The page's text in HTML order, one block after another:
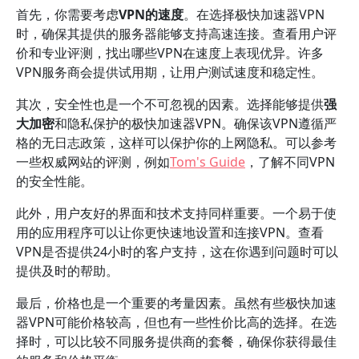
首先，你需要考虑VPN的速度。在选择极快加速器VPN
时，确保其提供的服务器能够支持高速连接。查看用户评
价和专业评测，找出哪些VPN在速度上表现优异。许多
VPN服务商会提供试用期，让用户测试速度和稳定性。
其次，安全性也是一个不可忽视的因素。选择能够提供强
大加密和隐私保护的极快加速器VPN。确保该VPN遵循严
格的无日志政策，这样可以保护你的上网隐私。可以参考
一些权威网站的评测，例如Tom's Guide ，了解不同VPN
的安全性能。
此外，用户友好的界面和技术支持同样重要。一个易于使
用的应用程序可以让你更快速地设置和连接VPN。查看
VPN是否提供24小时的客户支持，这在你遇到问题时可以
提供及时的帮助。
最后，价格也是一个重要的考量因素。虽然有些极快加速
器VPN可能价格较高，但也有一些性价比高的选择。在选
择时，可以比较不同服务提供商的套餐，确保你获得最佳